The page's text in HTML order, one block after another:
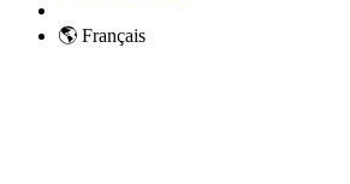
🌎 Français